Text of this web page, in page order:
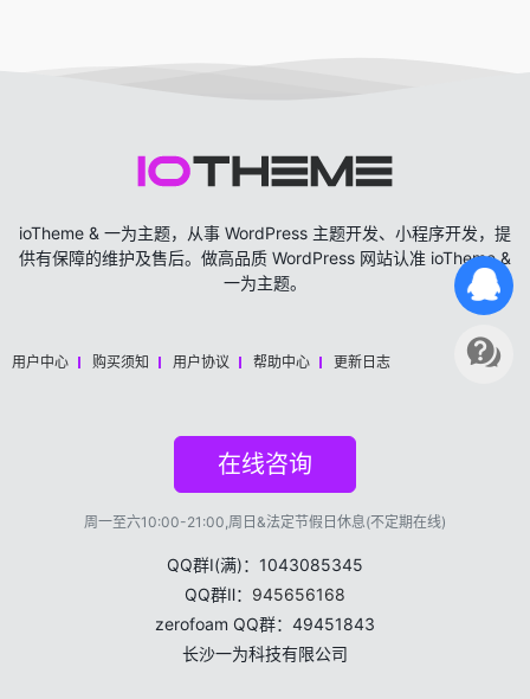
ioTheme & 一为主题，从事 WordPress 主题开发、小程序开发，提
供有保障的维护及售后。做高品质 WordPress 网站认准 ioTheme &
一为主题。
用户中心 购买须知 用户协议 帮助中心 更新日志
在线咨询
周一至六10:00-21:00,周日&法定节假日休息(不定期在线)
QQ群Ⅰ(满)：1043085345
QQ群Ⅱ： 945656168
zerofoam QQ群：49451843
长沙一为科技有限公司